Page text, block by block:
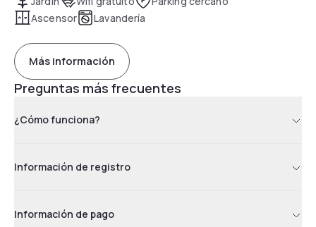
Ascensor
Lavandería
Más información
Preguntas más frecuentes
¿Cómo funciona?
Información de registro
Información de pago